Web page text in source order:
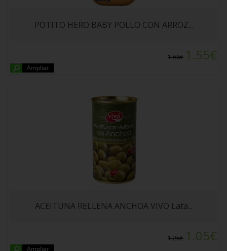
POTITO HERO BABY POLLO CON ARROZ...
1.66€ 1.55€
ACEITUNA RELLENA ANCHOA VIVO Lata Pe
ACEITUNA RELLENA ANCHOA VIVO Lata...
1.25€ 1.05€
CHOPPED PORK ALTEZA 230 grs